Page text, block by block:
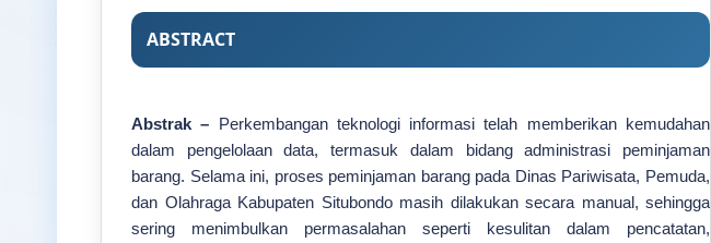
ABSTRACT
Abstrak – Perkembangan teknologi informasi telah memberikan kemudahan
dalam pengelolaan data, termasuk dalam bidang administrasi peminjaman
barang. Selama ini, proses peminjaman barang pada Dinas Pariwisata, Pemuda,
dan Olahraga Kabupaten Situbondo masih dilakukan secara manual, sehingga
sering menimbulkan permasalahan seperti kesulitan dalam pencatatan,